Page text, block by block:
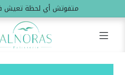
متفوتش أي لحظة تعيش